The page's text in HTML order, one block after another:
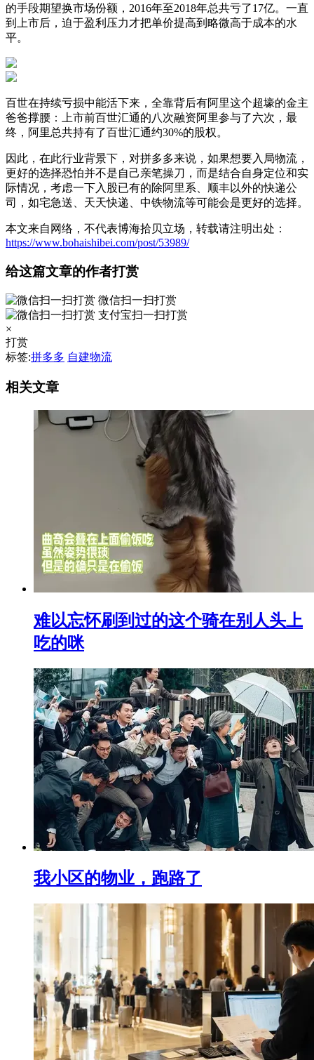
的手段期望换市场份额，2016年至2018年总共亏了17亿。一直
到上市后，迫于盈利压力才把单价提高到略微高于成本的水
平。
百世在持续亏损中能活下来，全靠背后有阿里这个超壕的金主
爸爸撑腰：上市前百世汇通的八次融资阿里参与了六次，最
终，阿里总共持有了百世汇通约30%的股权。
因此，在此行业背景下，对拼多多来说，如果想要入局物流，
更好的选择恐怕并不是自己亲笔操刀，而是结合自身定位和实
际情况，考虑一下入股已有的除阿里系、顺丰以外的快递公
司，如宅急送、天天快递、中铁物流等可能会是更好的选择。
本文来自网络，不代表博海拾贝立场，转载请注明出处：
https://www.bohaishibei.com/post/53989/
给这篇文章的作者打赏
微信扫一扫打赏
支付宝扫一扫打赏
×
打赏
标签:拼多多 自建物流
相关文章
难以忘怀刷到过的这个骑在别人头上
吃的咪
我小区的物业，跑路了